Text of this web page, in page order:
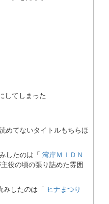
してしまった
めてないタイトルもちらほ
したのは「 湾岸ＭＩＤＮ
役の頃の張り詰めた雰囲
みしたのは「 ヒナまつり